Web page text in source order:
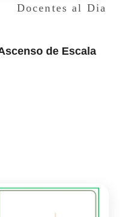
Docentes al Dia
de Escala